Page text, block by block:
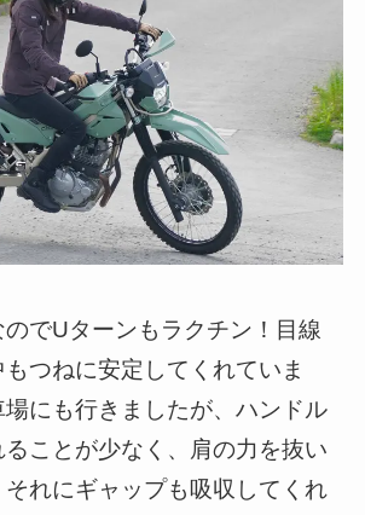
でUターンもラクチン！目線
つねに安定してくれていま
にも行きましたが、ハンドル
ことが少なく、肩の力を抜い
れにギャップも吸収してくれ